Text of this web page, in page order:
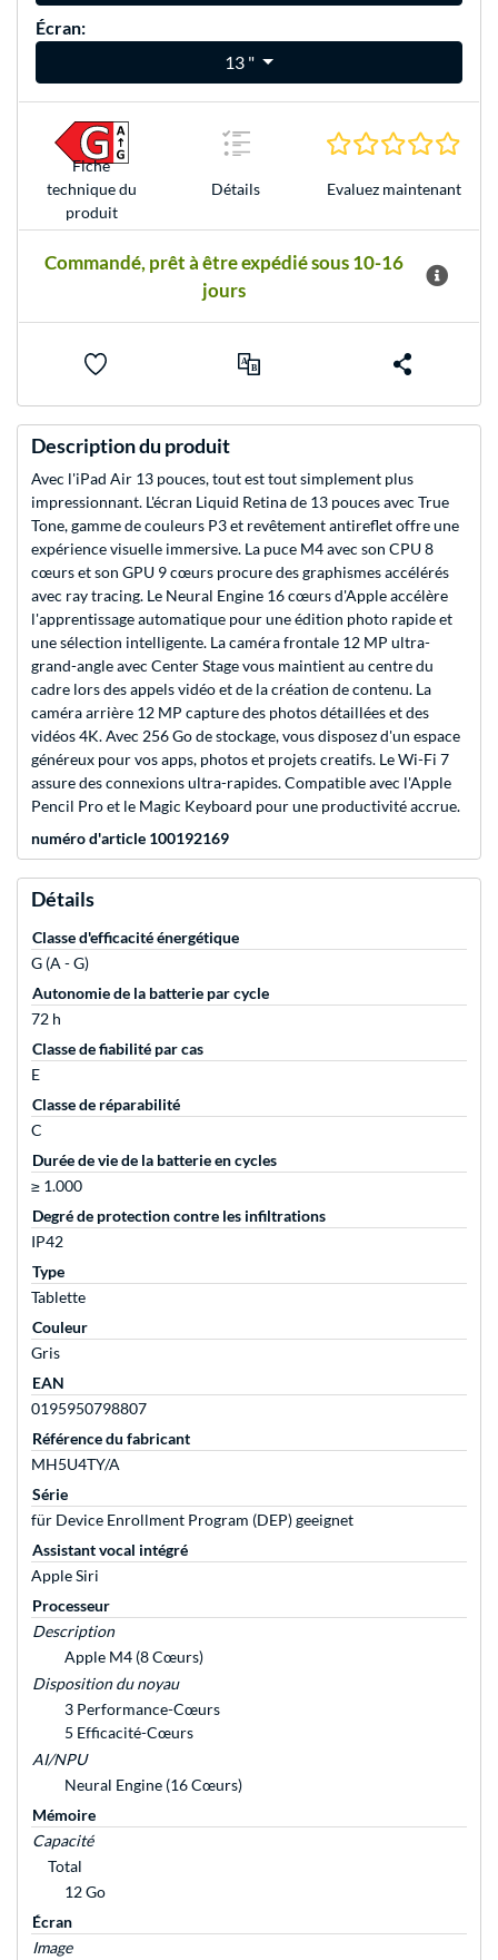
Écran:
13 "
Fiche
technique du
produit
Détails Evaluez maintenant
Commandé, prêt à être expédié sous 10-16
jours
Description du produit
Avec l'iPad Air 13 pouces, tout est tout simplement plus
impressionnant. L'écran Liquid Retina de 13 pouces avec True
Tone, gamme de couleurs P3 et revêtement antireflet offre une
expérience visuelle immersive. La puce M4 avec son CPU 8
cœurs et son GPU 9 cœurs procure des graphismes accélérés
avec ray tracing. Le Neural Engine 16 cœurs d'Apple accélère
l'apprentissage automatique pour une édition photo rapide et
une sélection intelligente. La caméra frontale 12 MP ultra-
grand-angle avec Center Stage vous maintient au centre du
cadre lors des appels vidéo et de la création de contenu. La
caméra arrière 12 MP capture des photos détaillées et des
vidéos 4K. Avec 256 Go de stockage, vous disposez d'un espace
généreux pour vos apps, photos et projets creatifs. Le Wi-Fi 7
assure des connexions ultra-rapides. Compatible avec l'Apple
Pencil Pro et le Magic Keyboard pour une productivité accrue.
numéro d'article 100192169
Détails
Classe d'efficacité énergétique
G (A - G)
Autonomie de la batterie par cycle
72 h
Classe de fiabilité par cas
E
Classe de réparabilité
C
Durée de vie de la batterie en cycles
≥ 1.000
Degré de protection contre les infiltrations
IP42
Type
Tablette
Couleur
Gris
EAN
0195950798807
Référence du fabricant
MH5U4TY/A
Série
für Device Enrollment Program (DEP) geeignet
Assistant vocal intégré
Apple Siri
Processeur
Description
Apple M4 (8 Cœurs)
Disposition du noyau
3 Performance-Cœurs
5 Efficacité-Cœurs
AI/NPU
Neural Engine (16 Cœurs)
Mémoire
Capacité
Total
12 Go
Écran
Image